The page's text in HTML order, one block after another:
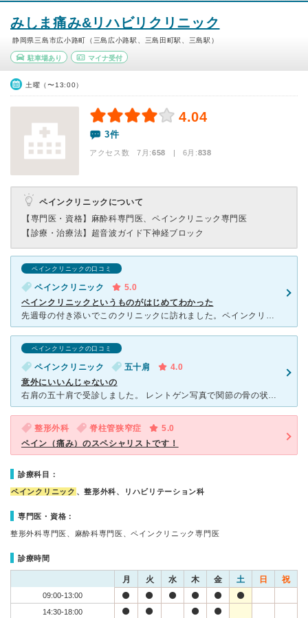
みしま痛み&リハビリクリニック
静岡県三島市広小路町（三島広小路駅、三島田町駅、三島駅）
駐車場あり マイナ受付
土曜（〜13:00）
4.04
3件
アクセス数 7月:658 | 6月:838
ペインクリニックについて
【専門医・資格】 麻酔科専門医、ペインクリニック専門医
【診療・治療法】 超音波ガイド下神経ブロック
ペインクリニックの口コミ
ペインクリニック
5.0
ペインクリニックというものがはじめてわかった
先週母の付き添いでこのクリニックに訪れました。ペインクリニックと言うものが診療科であることを初めて知りました。 でも行ってみてびっくりしました。なぜなら、今までのどんなクリニックや病院の先生より
ペインクリニックの口コミ
ペインクリニック 五十肩
4.0
意外にいいんじゃないの
右肩の五十肩で受診しました。 レントゲン写真で関節の骨の状態を確認して、エコーで狙い目をつけて場所を特定して、鎮痛剤を注射しました。 以前受診した別のクリニックではレントゲン写真の確認はしましたが
整形外科 脊柱管狭窄症
5.0
ペイン（痛み）のスペシャリストです！
診療科目：
ペインクリニック 、整形外科、リハビリテーション科
専門医・資格：
整形外科専門医、麻酔科専門医、ペインクリニック専門医
診療時間
月 火 水 木 金 土 日 祝
09:00-13:00
14:30-18:00